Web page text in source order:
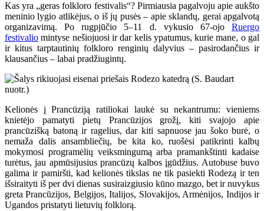
Kas yra „geras folkloro festivalis“? Pirmiausia pagalvoju apie aukšto
meninio lygio atlikėjus, o iš jų pusės – apie sklandų, gerai apgalvotą
organizavimą. Po rugpjūčio 5–11 d. vykusio 67-ojo Ruergo
festivalio mintyse nešiojuosi ir dar kelis ypatumus, kurie mane, o gal
ir kitus tarptautinių folkloro renginių dalyvius – pasirodančius ir
klausančius – labai pradžiugintų.
Kelionės į Prancūziją ratiliokai laukė su nekantrumu: vieniems
knietėjo pamatyti pietų Prancūzijos grožį, kiti svajojo apie
prancūzišką batoną ir ragelius, dar kiti sapnuose jau šoko burė, o
nemaža dalis ansambliečių, be kita ko, ruošėsi patikrinti kalbų
mokymosi programėlių veiksmingumą arba pramankštinti kadaise
turėtus, jau apmūsijusius prancūzų kalbos įgūdžius. Autobuse buvo
galima ir pamiršti, kad kelionės tikslas ne tik pasiekti Rodezą ir ten
išsiraityti iš per dvi dienas susiraizgiusio kūno mazgo, bet ir nuvykus
greta Prancūzijos, Belgijos, Italijos, Slovakijos, Armėnijos, Indijos ir
Ugandos pristatyti lietuvių folklorą.